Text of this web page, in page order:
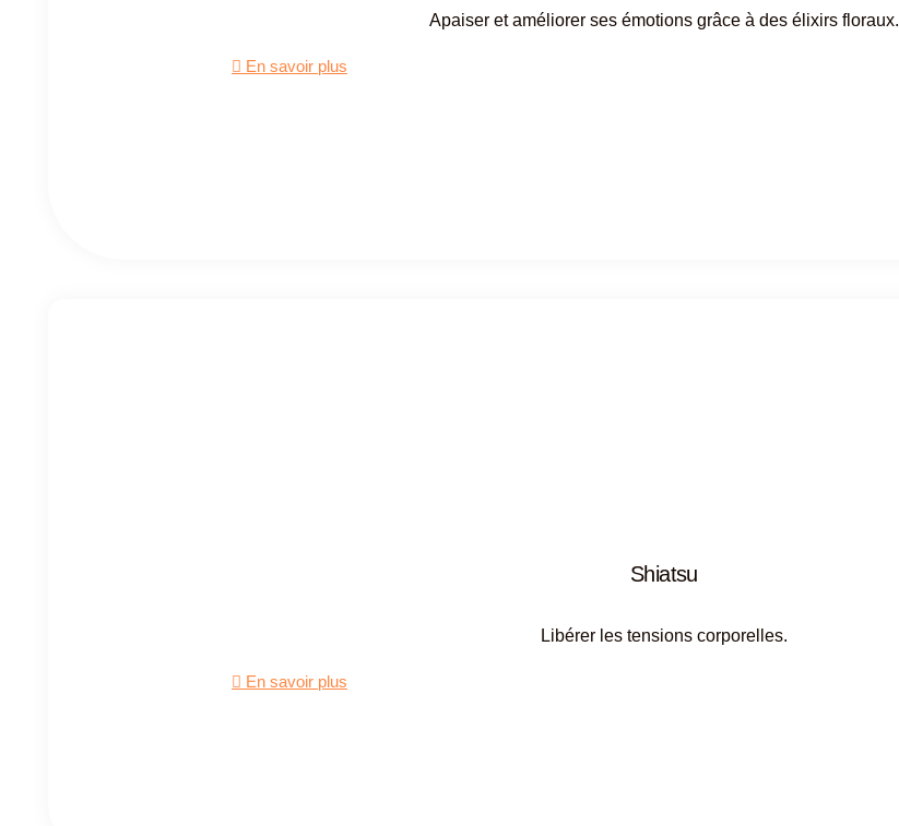
Apaiser et améliorer ses émotions grâce à des élixirs floraux.
En savoir plus
Shiatsu
Libérer les tensions corporelles.
En savoir plus